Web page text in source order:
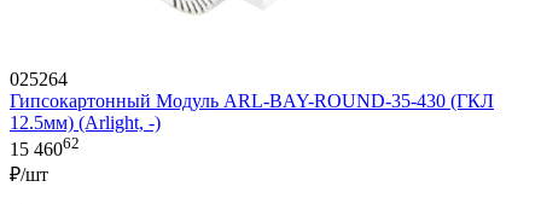
025264
Гипсокартонный Модуль ARL-BAY-ROUND-35-430 (ГКЛ
12.5мм) (Arlight, -)
15 46062
₽/шт